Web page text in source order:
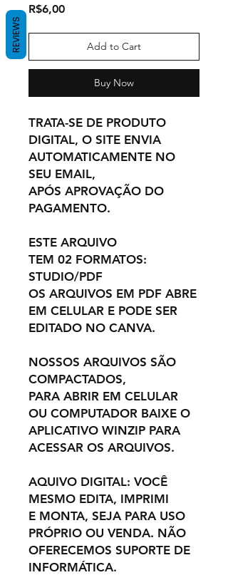
R$6,00Price
Add to Cart
Buy Now
TRATA-SE DE PRODUTO
DIGITAL, O SITE ENVIA
AUTOMATICAMENTE NO
SEU EMAIL,
APÓS APROVAÇÃO DO
PAGAMENTO.
ESTE ARQUIVO
TEM 02 FORMATOS:
STUDIO/PDF
OS ARQUIVOS EM PDF ABRE
EM CELULAR E PODE SER
EDITADO NO CANVA.
NOSSOS ARQUIVOS SÃO
COMPACTADOS,
PARA ABRIR EM CELULAR
OU COMPUTADOR BAIXE O
APLICATIVO WINZIP PARA
ACESSAR OS ARQUIVOS.
AQUIVO DIGITAL: VOCÊ
MESMO EDITA, IMPRIMI
E MONTA, SEJA PARA USO
PRÓPRIO OU VENDA. NÃO
OFERECEMOS SUPORTE DE
INFORMÁTICA.
REVIEWS